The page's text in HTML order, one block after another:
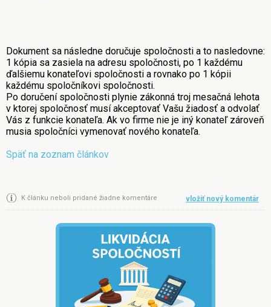
Dokument sa následne doručuje spoločnosti a to nasledovne:
1 kópia sa zasiela na adresu spoločnosti, po 1 každému
ďalšiemu konateľovi spoločnosti a rovnako po 1 kópii
každému spoločníkovi spoločnosti.
Po doručení spoločnosti plynie zákonná troj mesačná lehota
v ktorej spoločnosť musí akceptovať Vašu žiadosť a odvolať
Vás z funkcie konateľa. Ak vo firme nie je iný konateľ zároveň
musia spoločníci vymenovať nového konateľa.
Späť na zoznam článkov
K článku neboli pridané žiadne komentáre vložiť nový komentár